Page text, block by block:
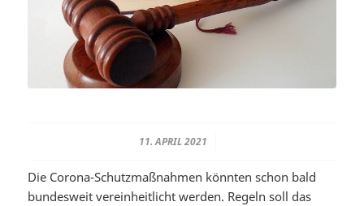
11. APRIL 2021
/
Die Corona-Schutzmaßnahmen könnten schon bald
bundesweit vereinheitlicht werden. Regeln soll das